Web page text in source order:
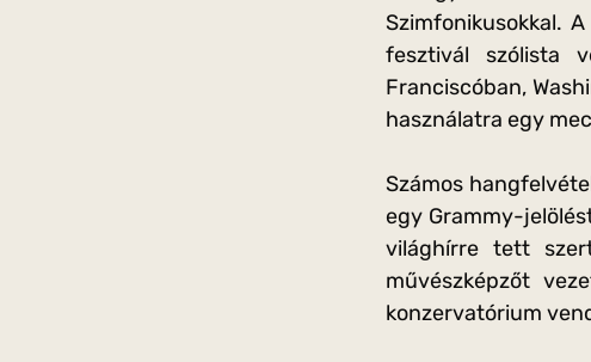
Szimfonikusokkal.
fesztivál szólista
Franciscóban,
használatra egy
Számos
egy Grammy-
világhírre tett
művészképzőt
konzervatórium